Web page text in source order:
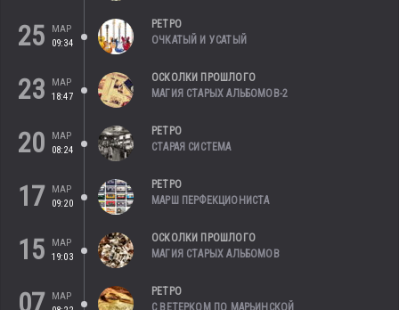
25
МАР
09:34
РЕТРО
ОЧКАТЫЙ И УСАТЫЙ
23
МАР
18:47
ОСКОЛКИ ПРОШЛОГО
МАГИЯ СТАРЫХ АЛЬБОМОВ-2
20
МАР
08:24
РЕТРО
СТАРАЯ СИСТЕМА
17
МАР
09:20
РЕТРО
МАРШ ПЕРФЕКЦИОНИСТА
15
МАР
19:03
ОСКОЛКИ ПРОШЛОГО
МАГИЯ СТАРЫХ АЛЬБОМОВ
07
МАР
РЕТРО
С ВЕТЕРКОМ ПО МАРЬИНСКОЙ